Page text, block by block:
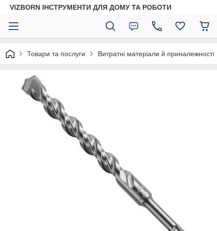
VIZBORN ІНСТРУМЕНТИ ДЛЯ ДОМУ ТА РОБОТИ
Товари та послуги Витратні матеріали й приналежності